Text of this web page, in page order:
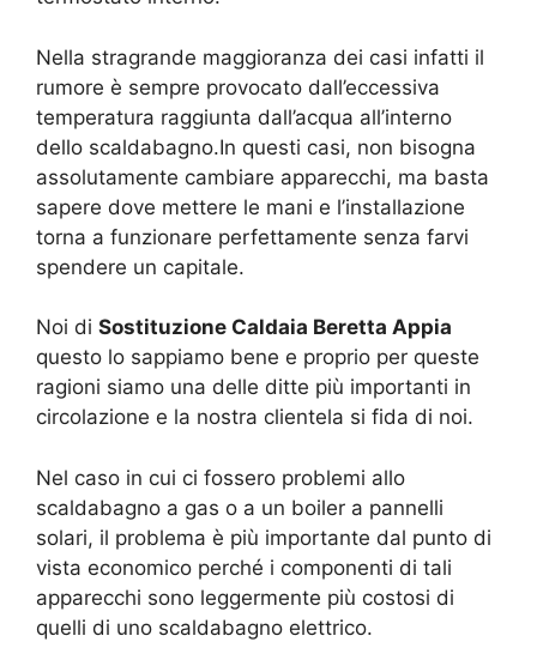
Nella stragrande maggioranza dei casi infatti il
rumore è sempre provocato dall’eccessiva
temperatura raggiunta dall’acqua all’interno
dello scaldabagno.In questi casi, non bisogna
assolutamente cambiare apparecchi, ma basta
sapere dove mettere le mani e l’installazione
torna a funzionare perfettamente senza farvi
spendere un capitale.
Noi di Sostituzione Caldaia Beretta Appia
questo lo sappiamo bene e proprio per queste
ragioni siamo una delle ditte più importanti in
circolazione e la nostra clientela si fida di noi.
Nel caso in cui ci fossero problemi allo
scaldabagno a gas o a un boiler a pannelli
solari, il problema è più importante dal punto di
vista economico perché i componenti di tali
apparecchi sono leggermente più costosi di
quelli di uno scaldabagno elettrico.